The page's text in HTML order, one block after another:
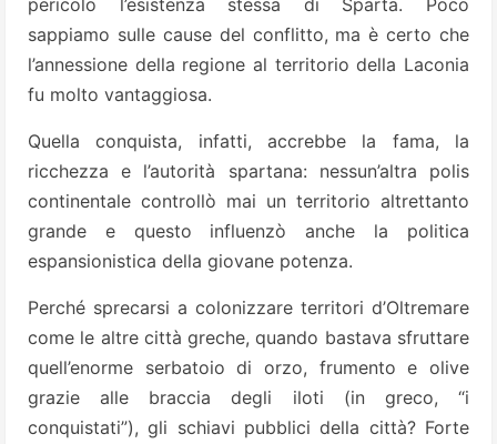
sappiamo sulle cause del conflitto, ma è certo che
l’annessione della regione al territorio della Laconia
fu molto vantaggiosa.
Quella conquista, infatti, accrebbe la fama, la
ricchezza e l’autorità spartana: nessun’altra polis
continentale controllò mai un territorio altrettanto
grande e questo influenzò anche la politica
espansionistica della giovane potenza.
Perché sprecarsi a colonizzare territori d’Oltremare
come le altre città greche, quando bastava sfruttare
quell’enorme serbatoio di orzo, frumento e olive
grazie alle braccia degli iloti (in greco, “i
conquistati”), gli schiavi pubblici della città? Forte